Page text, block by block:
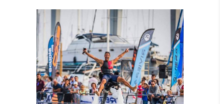
ISTRUTTORI
CERTIFICATI